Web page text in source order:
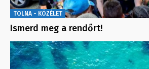
TOLNA - KÖZÉLET
Ismerd meg a rendőrt!